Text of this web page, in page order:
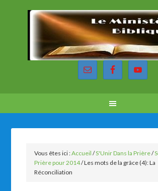
Vous êtes ici :Accueil /S'Unir Dans la Prière/
Prière pour 2014/Les mots de la grâce (4): La
Réconciliation